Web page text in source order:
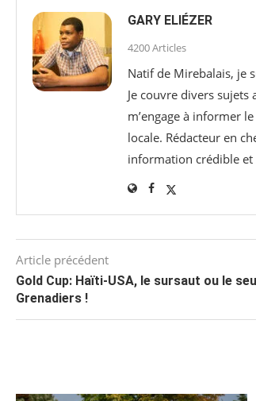
GARY ELIÉZER
4200 Articles
Natif de Mirebalais, je
Je couvre divers
m’engage à informer
locale. Rédacteur en
information crédible et
Article précédent
Gold Cup: Haïti-USA, le sursaut ou le
Grenadiers !